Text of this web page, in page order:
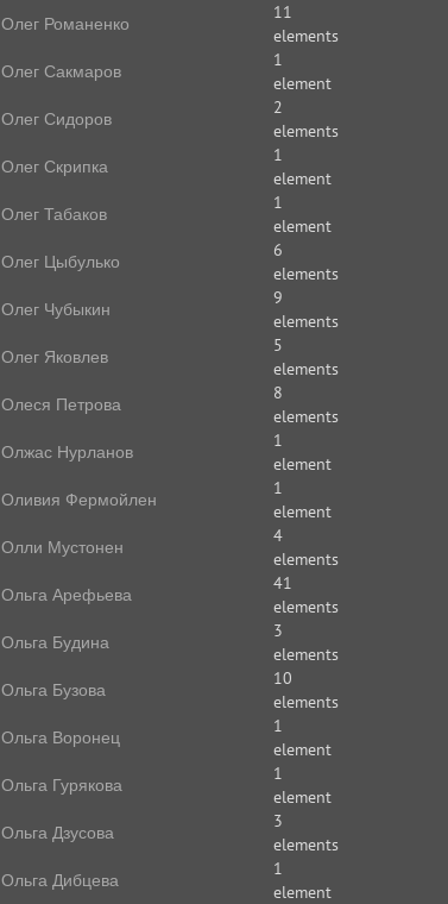
Олег Романенко
11
elements
Олег Сакмаров
1
element
Олег Сидоров
2
elements
Олег Скрипка
1
element
Олег Табаков
1
element
Олег Цыбулько
6
elements
Олег Чубыкин
9
elements
Олег Яковлев
5
elements
Олеся Петрова
8
elements
Олжас Нурланов
1
element
Оливия Фермойлен
1
element
Олли Мустонен
4
elements
Ольга Арефьева
41
elements
Ольга Будина
3
elements
Ольга Бузова
10
elements
Ольга Воронец
1
element
Ольга Гурякова
1
element
Ольга Дзусова
3
elements
Ольга Дибцева
1
element